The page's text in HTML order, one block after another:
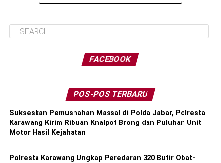
FACEBOOK
POS-POS TERBARU
Sukseskan Pemusnahan Massal di Polda Jabar, Polresta
Karawang Kirim Ribuan Knalpot Brong dan Puluhan Unit
Motor Hasil Kejahatan
Polresta Karawang Ungkap Peredaran 320 Butir Obat-